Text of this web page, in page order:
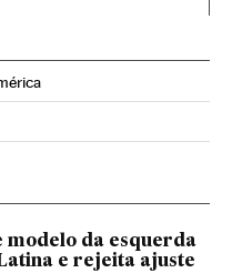
modelo da esquerda
e rejeita ajuste